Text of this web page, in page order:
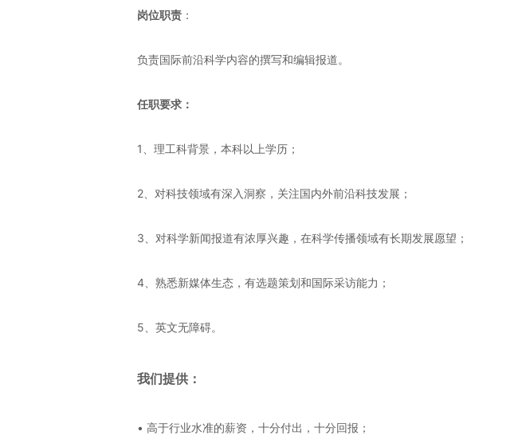
岗位职责 ：
负责国际前沿科学内容的撰写和编辑报道。
任职要求：
1、理工科背景，本科以上学历；
2、对科技领域有深入洞察，关注国内外前沿科技发展；
3、对科学新闻报道有浓厚兴趣，在科学传播领域有长期发展愿望；
4、熟悉新媒体生态，有选题策划和国际采访能力；
5、英文无障碍。
我们提供：
• 高于行业水准的薪资，十分付出，十分回报；